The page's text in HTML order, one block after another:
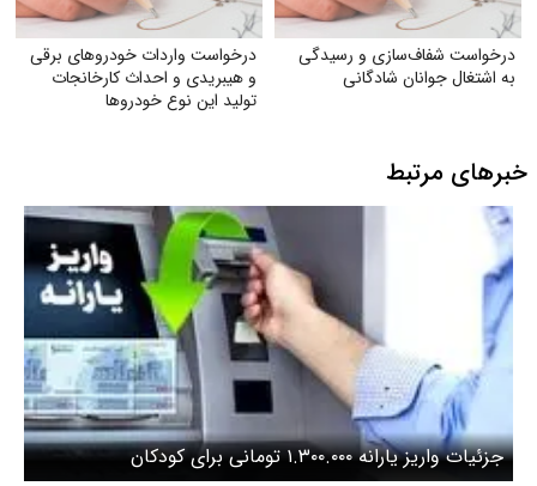
درخواست شفاف‌سازی و رسیدگی
به اشتغال جوانان شادگانی
درخواست واردات خودروهای برقی
و هیبریدی و احداث کارخانجات
تولید این نوع خودروها
خبرهای مرتبط
جزئیات واریز یارانه ۱.۳۰۰.۰۰۰ تومانی برای کودکان